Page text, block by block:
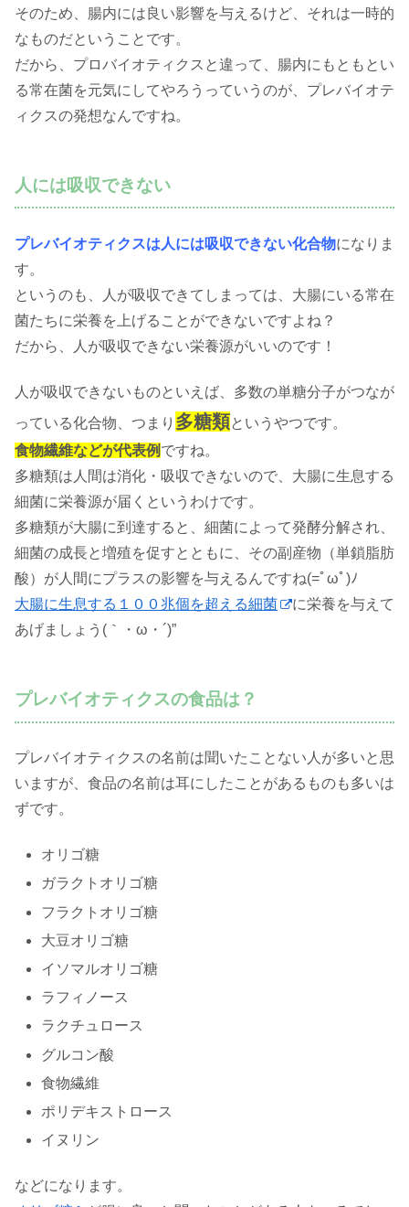
そのため、腸内には良い影響を与えるけど、それは一時的
なものだということです。
だから、プロバイオティクスと違って、腸内にもともとい
る常在菌を元気にしてやろうっていうのが、プレバイオテ
ィクスの発想なんですね。
人には吸収できない
プレバイオティクスは人には吸収できない化合物になりま
す。
というのも、人が吸収できてしまっては、大腸にいる常在
菌たちに栄養を上げることができないですよね？
だから、人が吸収できない栄養源がいいのです！
人が吸収できないものといえば、多数の単糖分子がつなが
っている化合物、つまり 多糖類というやつです。
食物繊維などが代表例 ですね。
多糖類は人間は消化・吸収できないので、大腸に生息する
細菌に栄養源が届くというわけです。
多糖類が大腸に到達すると、細菌によって発酵分解され、
細菌の成長と増殖を促すとともに、その副産物（単鎖脂肪
酸）が人間にプラスの影響を与えるんですね(=ﾟωﾟ)ﾉ
大腸に生息する１００兆個を超える細菌
に栄養を与えて
あげましょう(｀・ω・´)”
プレバイオティクスの食品は？
プレバイオティクスの名前は聞いたことない人が多いと思
いますが、食品の名前は耳にしたことがあるものも多いは
ずです。
オリゴ糖
ガラクトオリゴ糖
フラクトオリゴ糖
大豆オリゴ糖
イソマルオリゴ糖
ラフィノース
ラクチュロース
グルコン酸
食物繊維
ポリデキストロース
イヌリン
などになります。